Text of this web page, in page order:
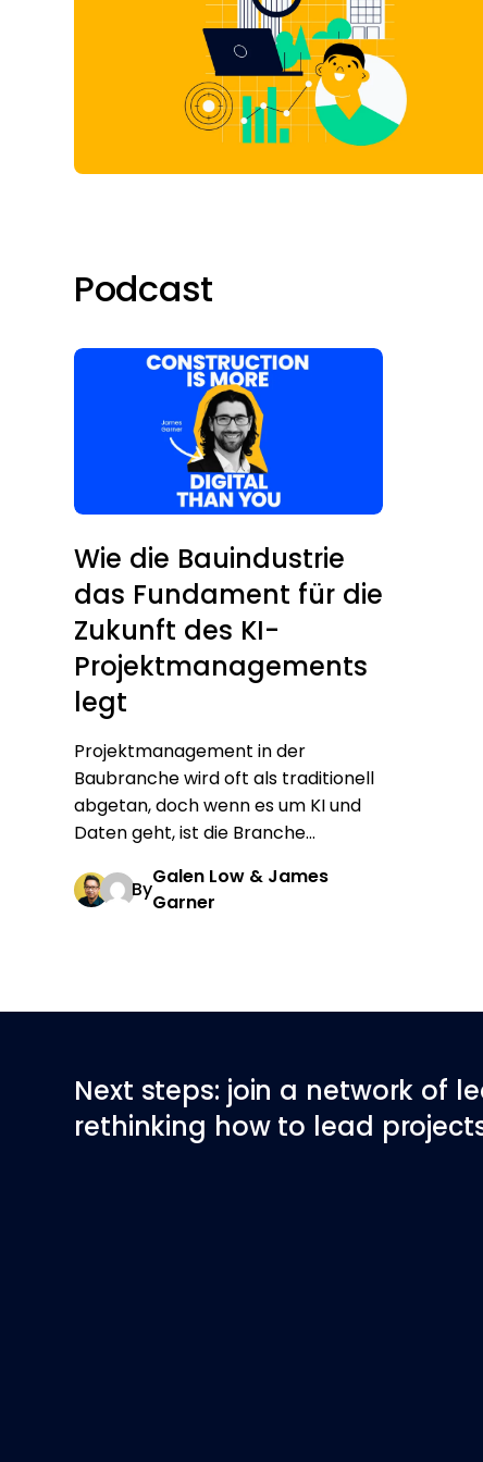
Podcast
Wie die Bauindustrie
das Fundament für die
Zukunft des KI-
Projektmanagements
legt
Projektmanagement in der
Baubranche wird oft als traditionell
abgetan, doch wenn es um KI und
Daten geht, ist die Branche...
By
Galen Low & James
Garner
Next steps: join a network of
rethinking how to lead